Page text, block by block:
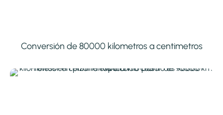
Conversión de 80000 kilometros a centimetros